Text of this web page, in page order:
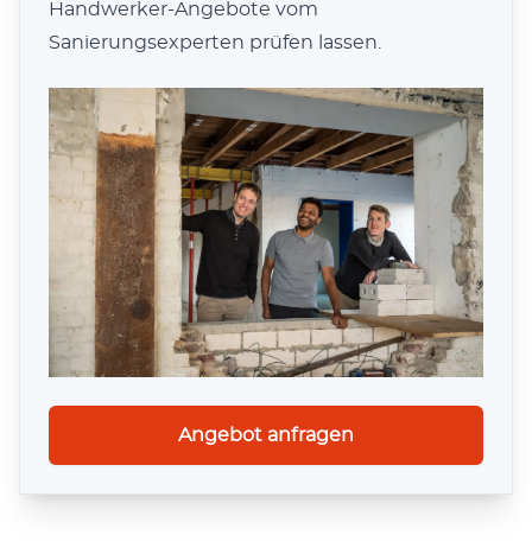
Gründungsjahr
2019
Berufsjahre
erfolgreiche Projekte
2.250+
Handwerker-Angebote vom
Sanierungsexperten prüfen lassen.
Angebot anfragen